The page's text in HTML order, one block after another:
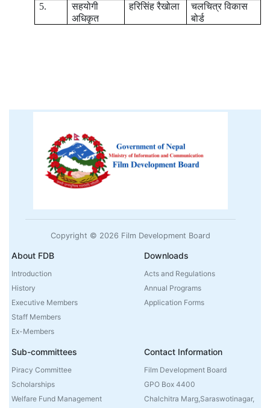
5.
सहयोगी
अधिकृत
हरिसिंह रैखोला
चलचित्र विकास
बोर्ड
Copyright © 2026 Film Development Board
About FDB
Introduction
History
Executive Members
Staff Members
Ex-Members
Downloads
Acts and Regulations
Annual Programs
Application Forms
Sub-committees
Piracy Committee
Scholarships
Welfare Fund Management
Contact Information
Film Development Board
GPO Box 4400
Chalchitra Marg,Saraswotinagar,